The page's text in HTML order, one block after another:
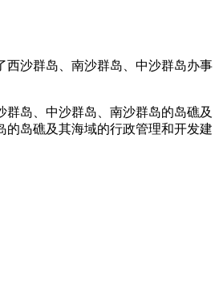
沙群岛、南沙群岛、中沙群岛办事
岛、中沙群岛、南沙群岛的岛礁及
岛礁及其海域的行政管理和开发建